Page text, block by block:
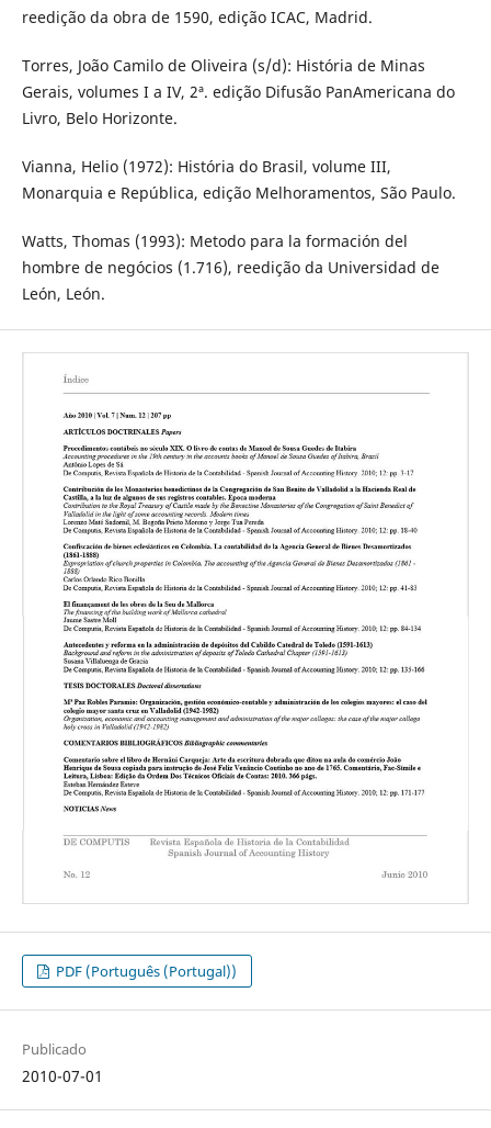
reedição da obra de 1590, edição ICAC, Madrid.
Torres, João Camilo de Oliveira (s/d): História de Minas
Gerais, volumes I a IV, 2ª. edição Difusão PanAmericana do
Livro, Belo Horizonte.
Vianna, Helio (1972): História do Brasil, volume III,
Monarquia e República, edição Melhoramentos, São Paulo.
Watts, Thomas (1993): Metodo para la formación del
hombre de negócios (1.716), reedição da Universidad de
León, León.
PDF (Português (Portugal))
Publicado
2010-07-01